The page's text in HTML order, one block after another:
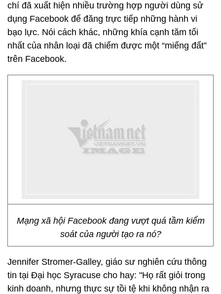
chí đã xuất hiện nhiều trường hợp người dùng sử
dụng Facebook để đăng trực tiếp những hành vi
bạo lực. Nói cách khác, những khía cạnh tăm tối
nhất của nhân loại đã chiếm được một “miếng đất”
trên Facebook.
Mạng xã hội Facebook đang vượt quá tầm kiểm
soát của người tạo ra nó?
Jennifer Stromer-Galley, giáo sư nghiên cứu thông
tin tại Đại học Syracuse cho hay: "Họ rất giỏi trong
kinh doanh, nhưng thực sự tồi tệ khi không nhận ra